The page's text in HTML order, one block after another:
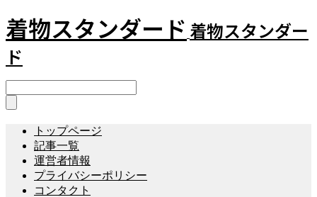
着物スタンダード 着物スタンダー
ド
トップページ
記事一覧
運営者情報
プライバシーポリシー
コンタクト